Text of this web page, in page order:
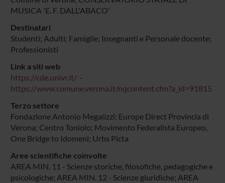
MUSICA 'E. F. DALL'ABACO'
Destinatari
Studenti; Adulti; Famiglie; Insegnanti e Personale docente;
Professionisti
Link a siti web
https://cde.univr.it/-
https://www.comune.verona.it/nqcontent.cfm?a_id=91815
Terzo settore
Fondazione Antonio Megalizzi; Europe Direct Provincia di
Verona; Centro Toniolo; Movimento Federalista Europeo,
One Bridge to Idomeni; Urbs Picta
Aree scientifiche coinvolte
AREA MIN. 11 - Scienze storiche, filosofiche, pedagogiche e
psicologiche; AREA MIN. 12 - Scienze giuridiche; AREA